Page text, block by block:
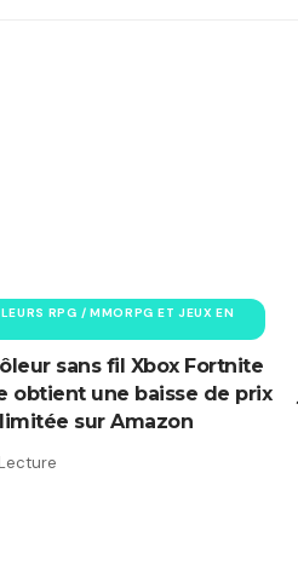
RPG / MMORPG ET JEUX EN
sans fil Xbox Fortnite
obtient une baisse de prix
sur Amazon